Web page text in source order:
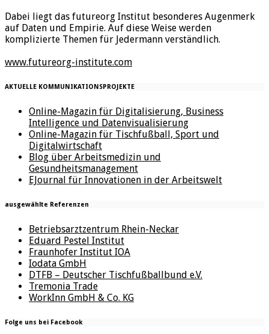
Dabei liegt das futureorg Institut besonderes Augenmerk
auf Daten und Empirie. Auf diese Weise werden
komplizierte Themen für Jedermann verständlich.
www.futureorg-institute.com
AKTUELLE KOMMUNIKATIONSPROJEKTE
Online-Magazin für Digitalisierung, Business
Intelligence und Datenvisualisierung
Online-Magazin für Tischfußball, Sport und
Digitalwirtschaft
Blog über Arbeitsmedizin und
Gesundheitsmanagement
EJournal für Innovationen in der Arbeitswelt
ausgewählte Referenzen
Betriebsarztzentrum Rhein-Neckar
Eduard Pestel Institut
Fraunhofer Institut IOA
Iodata GmbH
DTFB – Deutscher Tischfußballbund e.V.
Tremonia Trade
WorkInn GmbH & Co. KG
Folge uns bei Facebook